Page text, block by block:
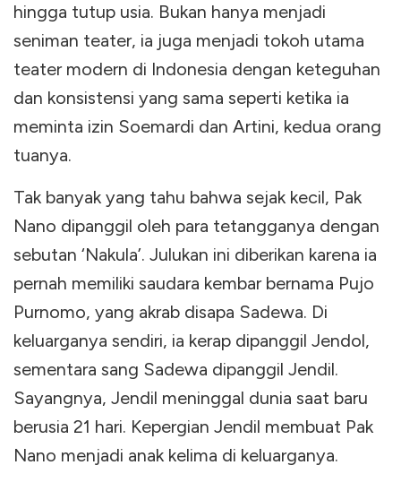
hingga tutup usia. Bukan hanya menjadi
seniman teater, ia juga menjadi tokoh utama
teater modern di Indonesia dengan keteguhan
dan konsistensi yang sama seperti ketika ia
meminta izin Soemardi dan Artini, kedua orang
tuanya.
Tak banyak yang tahu bahwa sejak kecil, Pak
Nano dipanggil oleh para tetangganya dengan
sebutan ‘Nakula’. Julukan ini diberikan karena ia
pernah memiliki saudara kembar bernama Pujo
Purnomo, yang akrab disapa Sadewa. Di
keluarganya sendiri, ia kerap dipanggil Jendol,
sementara sang Sadewa dipanggil Jendil.
Sayangnya, Jendil meninggal dunia saat baru
berusia 21 hari. Kepergian Jendil membuat Pak
Nano menjadi anak kelima di keluarganya.